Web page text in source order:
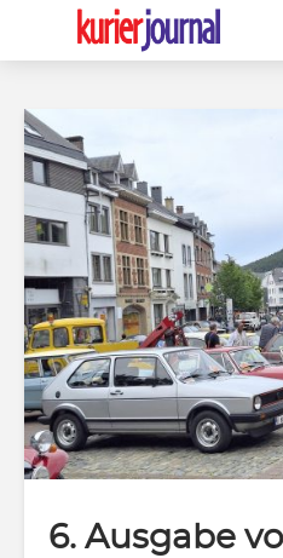
6. Ausgabe